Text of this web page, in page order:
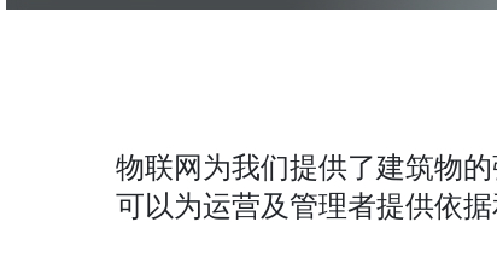
物联网为我们提供了建筑物
可以为运营及管理者提供依